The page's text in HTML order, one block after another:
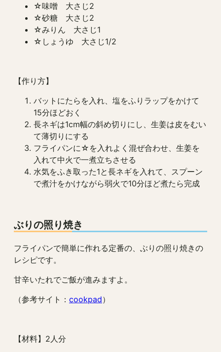
☆味噌 大さじ2
☆砂糖 大さじ2
☆みりん 大さじ1
☆しょうゆ 大さじ1/2
【作り方】
バットにたらを入れ、塩をふりラップをかけて
15分ほどおく
長ネギは1cm幅の斜め切りにし、生姜は皮をむい
て薄切りにする
フライパンに☆を入れよく混ぜ合わせ、生姜を
入れて中火で一煮立ちさせる
水気をふき取った1と長ネギを入れて、スプーン
で煮汁をかけながら弱火で10分ほど煮たら完成
ぶりの照り焼き
フライパンで簡単に作れる定番の、ぶりの照り焼きの
レシピです。
甘辛いたれでご飯が進みますよ。
（参考サイト： cookpad）
【材料】2人分